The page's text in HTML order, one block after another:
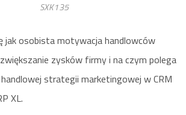
SXK135
jak osobista motywacja handlowców
zysków firmy i na czym polega
strategii marketingowej w CRM
XL.